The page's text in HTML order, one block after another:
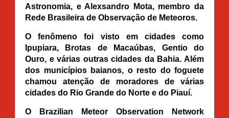
Astronomia, e Alexsandro Mota, membro da
Rede Brasileira de Observação de Meteoros.
O fenômeno foi visto em cidades como
Ipupiara, Brotas de Macaúbas, Gentio do
Ouro, e várias outras cidades da Bahia. Além
dos municípios baianos, o resto do foguete
chamou atenção de moradores de várias
cidades do Rio Grande do Norte e do Piauí.
O Brazilian Meteor Observation Network